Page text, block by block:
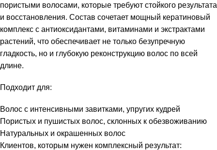
пористыми волосами, которые требуют стойкого результата
и восстановления. Состав сочетает мощный кератиновый
комплекс с антиоксидантами, витаминами и экстрактами
растений, что обеспечивает не только безупречную
гладкость, но и глубокую реконструкцию волос по всей
длине.
Подходит для:
Волос с интенсивными завитками, упругих кудрей
Пористых и пушистых волос, склонных к обезвоживанию
Натуральных и окрашенных волос
Клиентов, которым нужен комплексный результат: